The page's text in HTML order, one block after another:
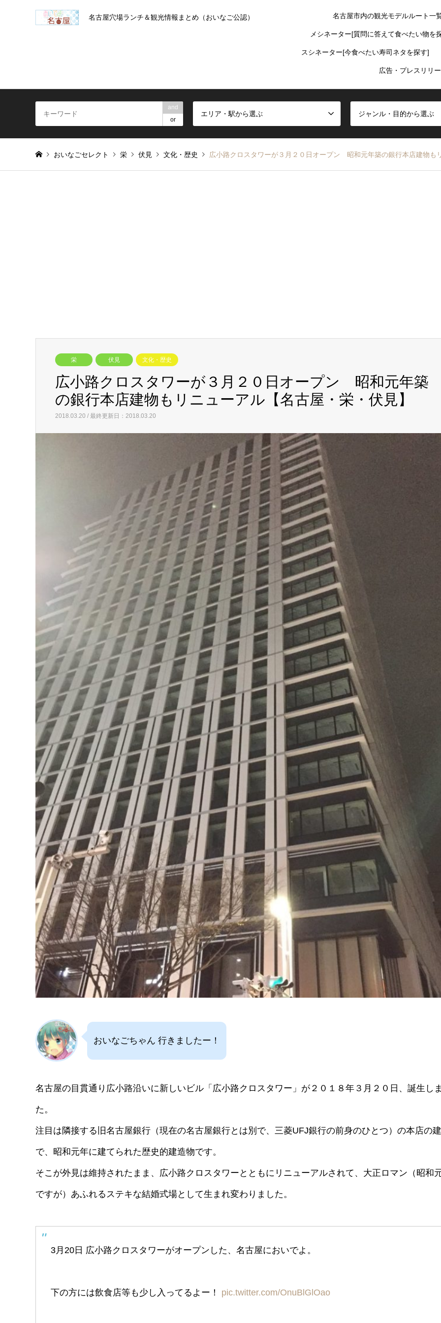
名古屋穴場ランチ＆観光情報まとめ（おいなご公認） 名古屋市内の観光モデルルート一
メシネーター[質問に答えて食べたい物を
スシネーター[今食べたい寿司ネタを探す]
広告・プレスリリ
and
or
エリア・駅から選ぶ ジャンル・目的から選ぶ
おいなごセレクト 栄 伏見 文化・歴史 広小路クロスタワーが３月２０日オープン 昭和元年築の銀行本店建物も
栄 伏見 文化・歴史
広小路クロスタワーが３月２０日オープン 昭和元年築
の銀行本店建物もリニューアル【名古屋・栄・伏見】
2018.03.20 / 最終更新日：2018.03.20
おいなごちゃん 行きましたー！
名古屋の目貫通り広小路沿いに新しいビル「広小路クロスタワー」が２０１８年３月２０日、誕生し
た。
注目は隣接する旧名古屋銀行（現在の名古屋銀行とは別で、三菱UFJ銀行の前身のひとつ）の本店の
で、昭和元年に建てられた歴史的建造物です。
そこが外見は維持されたまま、広小路クロスタワーとともにリニューアルされて、大正ロマン（昭和
ですが）あふれるステキな結婚式場として生まれ変わりました。
3月20日 広小路クロスタワーがオープンした、名古屋においでよ。
下の方には飲食店等も少し入ってるよー！ pic.twitter.com/OnuBlGlOao